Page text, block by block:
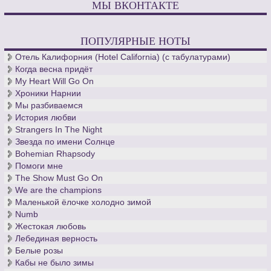
МЫ ВКОНТАКТЕ
ПОПУЛЯРНЫЕ НОТЫ
Отель Калифорния (Hotel California) (с табулатурами)
Когда весна придёт
My Heart Will Go On
Хроники Нарнии
Мы разбиваемся
История любви
Strangers In The Night
Звезда по имени Солнце
Bohemian Rhapsody
Помоги мне
The Show Must Go On
We are the champions
Маленькой ёлочке холодно зимой
Numb
Жестокая любовь
Лебединая верность
Белые розы
Кабы не было зимы